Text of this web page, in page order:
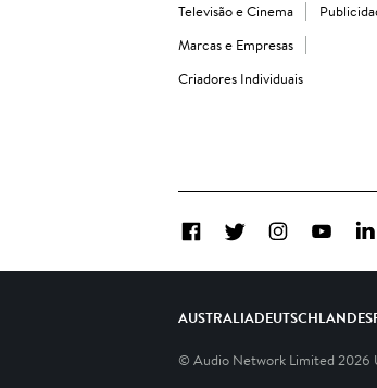
Televisão e Cinema
Marcas e Empresas
Criadores Individuais
FacebookTwitterInstagramYouTube
AUSTRALIADEUTSCHLAND
© Audio Network Limited 2026